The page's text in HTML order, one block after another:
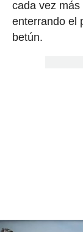
cada vez
enterrando el
betún.